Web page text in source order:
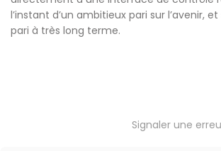
l’instant d’un ambitieux pari sur l’avenir,
pari à très long terme.
Signaler une